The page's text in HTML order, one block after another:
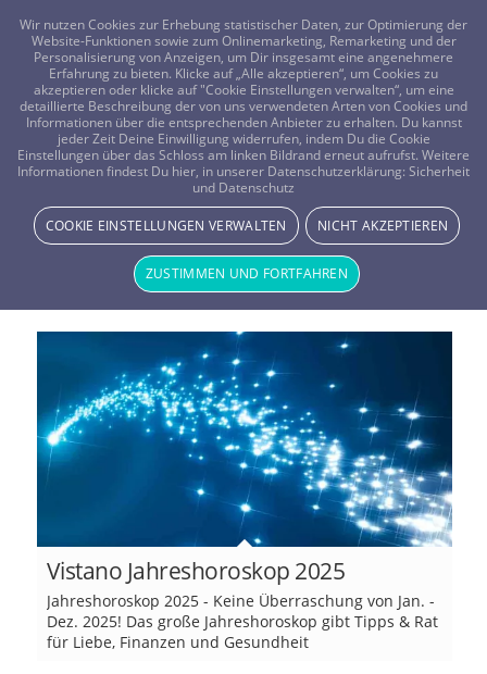
FRAGEN? KOSTENLOS ANRUFEN: 0800-8478266
Horoskope
Horoskopegeben Dir Rat und Information zu den
zur Persönlichkeit von Lebenspartnern, Kollegen,
Verwandten und Familienmitgliedern aus astrologischer
Vistano Jahreshoroskop 2025
Jahreshoroskop 2025 - Keine Überraschung von Jan. -
Dez. 2025! Das große Jahreshoroskop gibt Tipps & Rat
für Liebe, Finanzen und Gesundheit
Wir nutzen Cookies zur Erhebung statistischer Daten, zur Optimierung der
Website-Funktionen sowie zum Onlinemarketing, Remarketing und der
Personalisierung von Anzeigen, um Dir insgesamt eine angenehmere
Erfahrung zu bieten. Klicke auf „Alle akzeptieren“, um Cookies zu
akzeptieren oder klicke auf "Cookie Einstellungen verwalten“, um eine
detaillierte Beschreibung der von uns verwendeten Arten von Cookies und
Informationen über die entsprechenden Anbieter zu erhalten. Du kannst
jeder Zeit Deine Einwilligung widerrufen, indem Du die Cookie
Einstellungen über das Schloss am linken Bildrand erneut aufrufst. Weitere
Informationen findest Du hier, in unserer Datenschutzerklärung: Sicherheit
und Datenschutz
COOKIE EINSTELLUNGEN VERWALTEN NICHT AKZEPTIEREN
ZUSTIMMEN UND FORTFAHREN